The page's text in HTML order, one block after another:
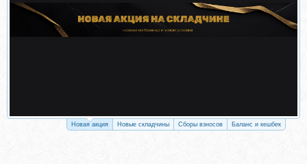
Новая акция Новые складчины Сборы взносов Баланс и кешбек